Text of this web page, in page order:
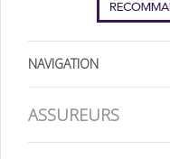
NAVIGATION
ASSUREURS